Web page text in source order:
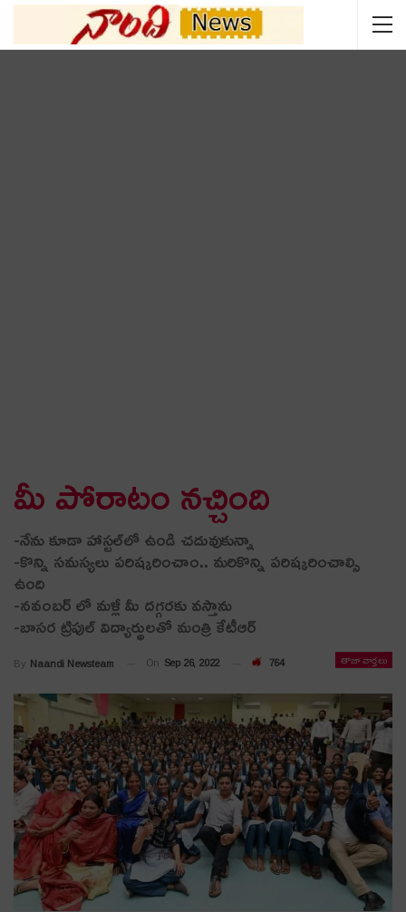
మీ పోరాటం న‌చ్చింది
-నేను కూడా హాస్ట‌ల్‌లో ఉండి చ‌దువుకున్నా
-కొన్ని స‌మ‌స్య‌లు ప‌రిష్క‌రించాం.. మ‌రికొన్ని ప‌రిష్క‌రించాల్సి
ఉంది
-న‌వంబ‌ర్ లో మ‌ళ్లీ మీ ద‌గ్గ‌ర‌కు వ‌స్తాను
-బాస‌ర ట్రిపుల్ విద్యార్థుల‌తో మంత్రి కేటీఆర్
తాజా వార్తలు
By Naandi Newsteam On Sep 26, 2022 764